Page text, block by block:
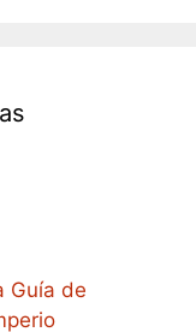
Guía de